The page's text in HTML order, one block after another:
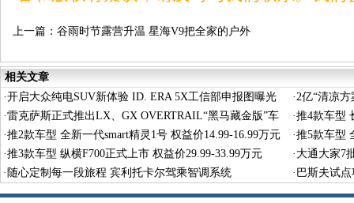
上一篇： 谷雨时节露营升温 星海V9把全家的户外
相关文章
·开启大众纯电SUV新体验 ID. ERA 5X工信部申报图曝光 ·2亿“清凉
·雷克萨斯正式推出LX、GX OVERTRAIL“黑马藏金版”车
型
·推4款车型
·推2款车型 全新一代smart精灵1号 权益价14.99-16.99万元 ·推5款车型
·推3款车型 纵横F700正式上市 权益价29.99-33.99万元 · 大通大家7
· 随心定制每一段旅程 宾利托卡尔驾乘智调系统 · 巴斯夫试
术